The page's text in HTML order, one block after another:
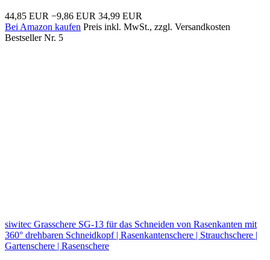
44,85 EUR −9,86 EUR 34,99 EUR
Bei Amazon kaufen Preis inkl. MwSt., zzgl. Versandkosten
Bestseller Nr. 5
siwitec Grasschere SG-13 für das Schneiden von Rasenkanten mit
360° drehbaren Schneidkopf | Rasenkantenschere | Strauchschere |
Gartenschere | Rasenschere